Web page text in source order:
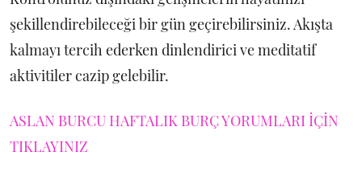
şekillendirebileceği bir gün geçirebilirsiniz. Akışta
kalmayı tercih ederken dinlendirici ve meditatif
aktivitiler cazip gelebilir.
ASLAN BURCU HAFTALIK BURÇ YORUMLARI İÇİN
TIKLAYINIZ